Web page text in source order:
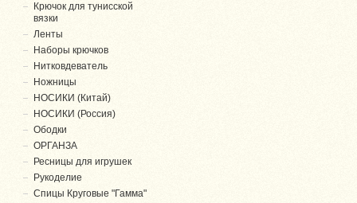
Крючок для тунисской
вязки
Ленты
Наборы крючков
Нитковдеватель
Ножницы
НОСИКИ (Китай)
НОСИКИ (Россия)
Ободки
ОРГАНЗА
Ресницы для игрушек
Рукоделие
Спицы Круговые "Гамма"